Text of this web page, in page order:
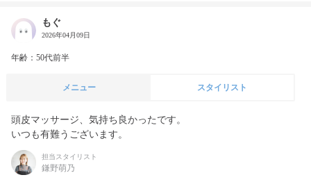
もぐ
2026年04月09日
年齢：50代前半
メニュー スタイリスト
頭皮マッサージ、気持ち良かったです。
いつも有難うございます。
担当スタイリスト
鎌野萌乃